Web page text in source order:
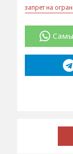
запрет на